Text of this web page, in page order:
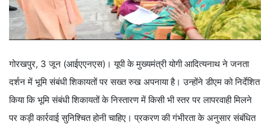
गोरखपुर, 3 जून (आईएएनएस)। यूपी के मुख्यमंत्री योगी आदित्यनाथ ने जनता
दर्शन में भूमि संबंधी शिकायतों पर सख्त रुख अपनाया है। उन्होंने डीएम को निर्देशित
किया कि भूमि संबंधी शिकायतों के निस्तारण में किसी भी स्तर पर लापरवाही मिलने
पर कड़ी कार्रवाई सुनिश्चित होनी चाहिए। प्रकरण की गंभीरता के अनुसार संबंधित